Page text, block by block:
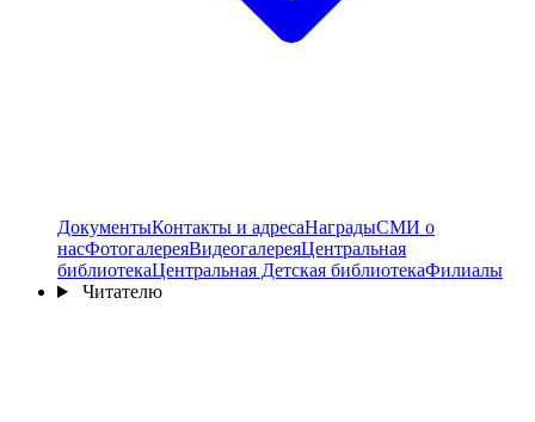
ДокументыКонтакты и адресаНаградыСМИ о
насФотогалереяВидеогалереяЦентральная
библиотекаЦентральная Детская библиотекаФилиалы
Читателю